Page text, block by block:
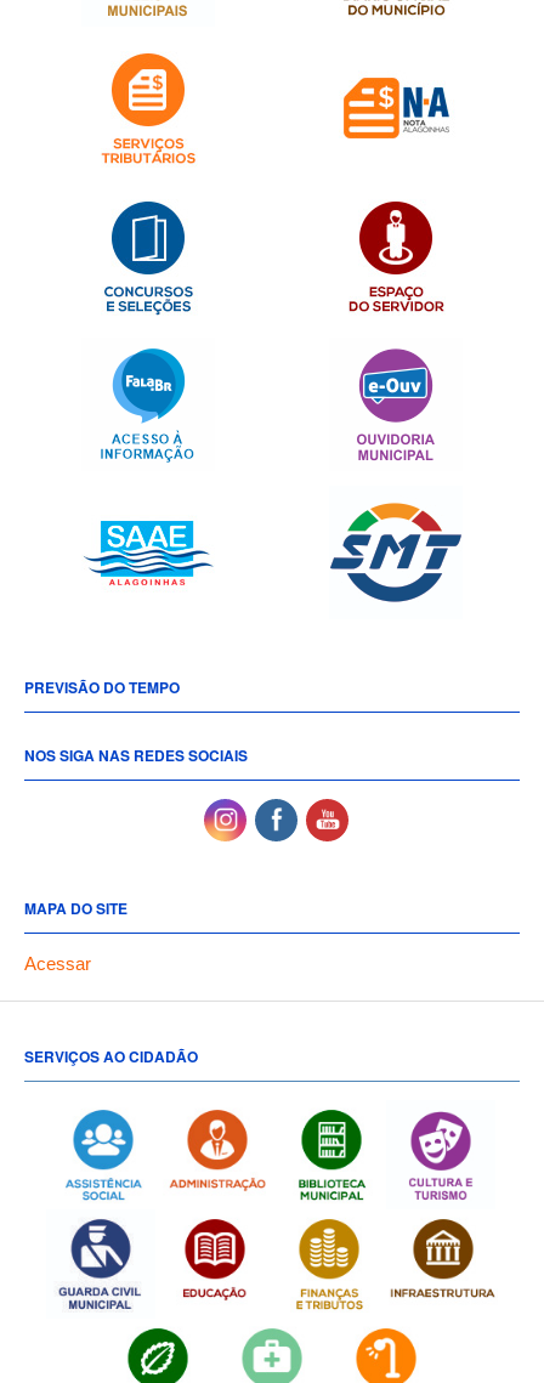
PREVISÃO DO TEMPO
NOS SIGA NAS REDES SOCIAIS
MAPA DO SITE
Acessar
SERVIÇOS AO CIDADÃO